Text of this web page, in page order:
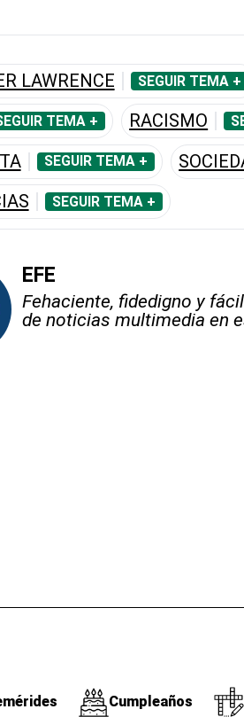
LAWRENCE SEGUIR TEMA +
TEMA + RACISMO
SEGUIR TEMA +
SEGUIR TEMA +
EFE
Fehaciente, fidedigno y
de noticias multimedia en
Cumpleaños